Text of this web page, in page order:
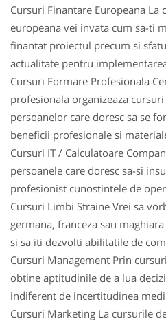
Cursuri Finantare Europeana
europeana vei invata cum sa-ti
finantat proiectul precum si
actualitate pentru
Cursuri Formare Profesionala
profesionala organizeaza
persoanelor care doresc sa se
beneficii profesionale si
Cursuri IT / Calculatoare
persoanele care doresc sa-si
profesionist cunostintele de
Cursuri Limbi Straine Vrei sa
germana, franceza sau
si sa iti dezvolti abilitatile de
Cursuri Management Prin
obtine aptitudinile de a lua
indiferent de incertitudinea
Cursuri Marketing La cursurile